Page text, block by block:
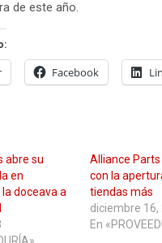
de este año.
Facebook
abre su
en
doceava a
Alliance
con la
tiendas más
diciembre 16,
En